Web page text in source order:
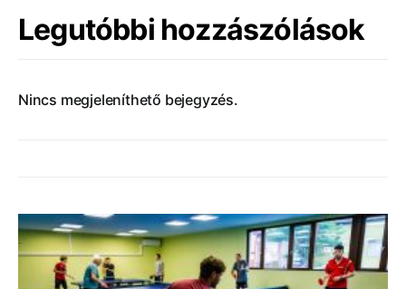
Legutóbbi hozzászólások
Nincs megjeleníthető bejegyzés.